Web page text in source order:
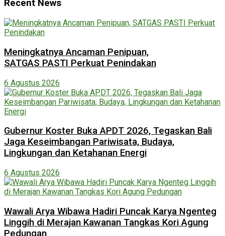
Recent News
Meningkatnya Ancaman Penipuan,
SATGAS PASTI Perkuat Penindakan
6 Agustus 2026
Gubernur Koster Buka APDT 2026, Tegaskan Bali
Jaga Keseimbangan Pariwisata, Budaya,
Lingkungan dan Ketahanan Energi
6 Agustus 2026
Wawali Arya Wibawa Hadiri Puncak Karya Ngenteg
Linggih di Merajan Kawanan Tangkas Kori Agung
Pedungan